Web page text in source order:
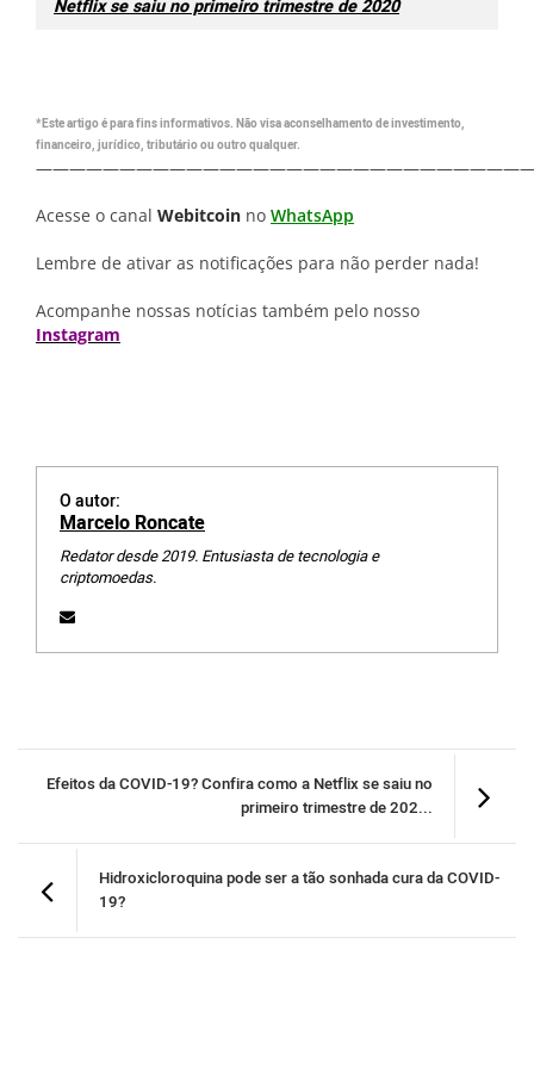
Netflix se saiu no primeiro trimestre de 2020
*Este artigo é para fins informativos. Não visa aconselhamento de investimento,
financeiro, jurídico, tributário ou outro qualquer.
Acesse o canal Webitcoin no WhatsApp
Lembre de ativar as notificações para não perder nada!
Acompanhe nossas notícias também pelo nosso
Instagram
O autor:
Marcelo Roncate
Redator desde 2019. Entusiasta de tecnologia e
criptomoedas.
Efeitos da COVID-19? Confira como a Netflix se saiu no
primeiro trimestre de 202...
Hidroxicloroquina pode ser a tão sonhada cura da COVID-
19?